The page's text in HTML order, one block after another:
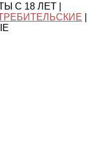
С 18 ЛЕТ |